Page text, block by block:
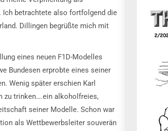
Ich betrachtete also fortfolgend die
Dillingen begrüßte mich mit
eines neuen F1D-Modelles
Bundesen erprobte eines seiner
Wenig später erschien Karl
zu trinken….ein alkoholfreies,
seiner Modelle. Schon war
als Wettbewerbsleiter souverän